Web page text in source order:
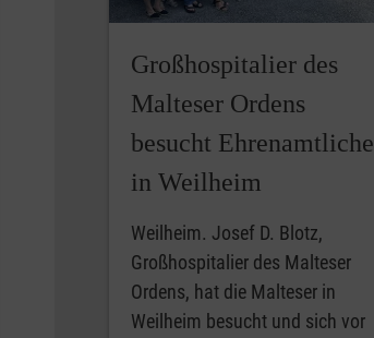
Großhospitalier des
Malteser Ordens
besucht Ehrenamtliche
in Weilheim
Weilheim. Josef D. Blotz,
Großhospitalier des Malteser
Ordens, hat die Malteser in
Weilheim besucht und sich vor